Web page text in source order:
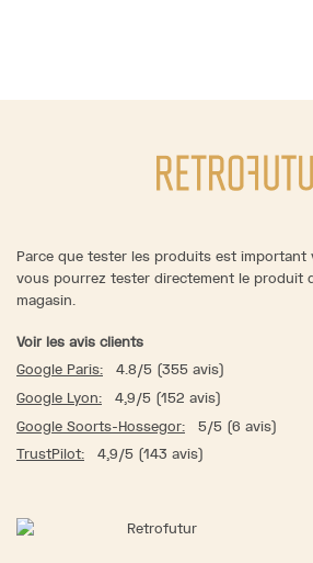
Parce que tester les produits est important
vous pourrez tester directement le produit
magasin.
Voir les avis clients
Google Paris:
4.8/5 (355 avis)
Google Lyon:
4,9/5 (152 avis)
Google Soorts-Hossegor:
5/5 (6 avis)
TrustPilot:
4,9/5 (143 avis)